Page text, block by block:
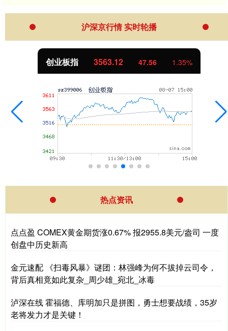
沪深京行情 实时轮播
创业板指 3563.12 47.56 1.35%
热点资讯
点点盈 COMEX黄金期货涨0.67% 报2955.8美元/盎司 一度
创盘中历史新高
金元速配 《扫毒风暴》谜团：林强峰为何不拔掉云司令，
背后真相竟如此复杂_周少雄_宛北_冰毒
泸深在线 霍福德、库明加只是拼图，勇士想要战绩，35岁
老将发力才是关键！